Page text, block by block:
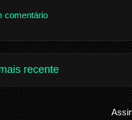
comentário
recente